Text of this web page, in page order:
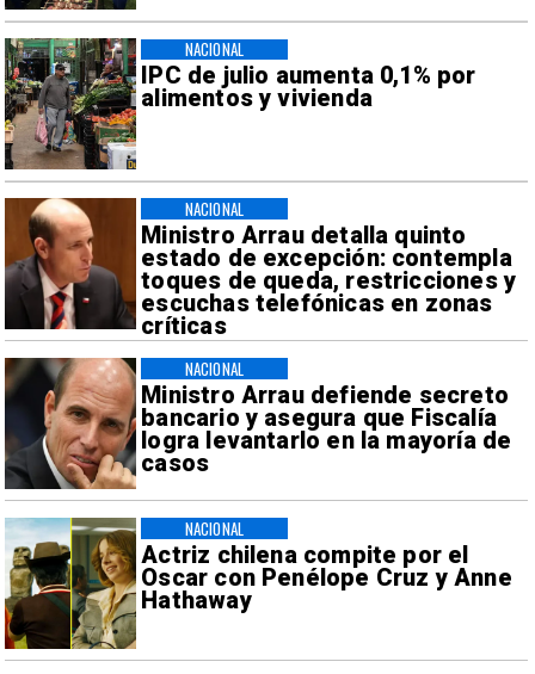
IPC de julio aumenta 0,1% por
alimentos y vivienda
NACIONAL
Ministro Arrau detalla quinto
estado de excepción: contempla
toques de queda, restricciones y
escuchas telefónicas en zonas
críticas
NACIONAL
Ministro Arrau defiende secreto
bancario y asegura que Fiscalía
logra levantarlo en la mayoría de
casos
NACIONAL
Actriz chilena compite por el
Oscar con Penélope Cruz y Anne
Hathaway
NACIONAL